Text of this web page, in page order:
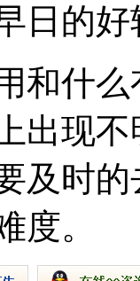
日的
和什
出现
及时
度。